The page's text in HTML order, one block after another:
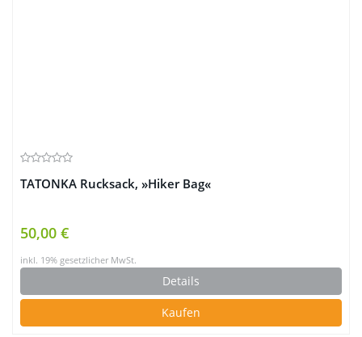
TATONKA Rucksack, »Hiker Bag«
50,00 €
inkl. 19% gesetzlicher MwSt.
Details
Kaufen